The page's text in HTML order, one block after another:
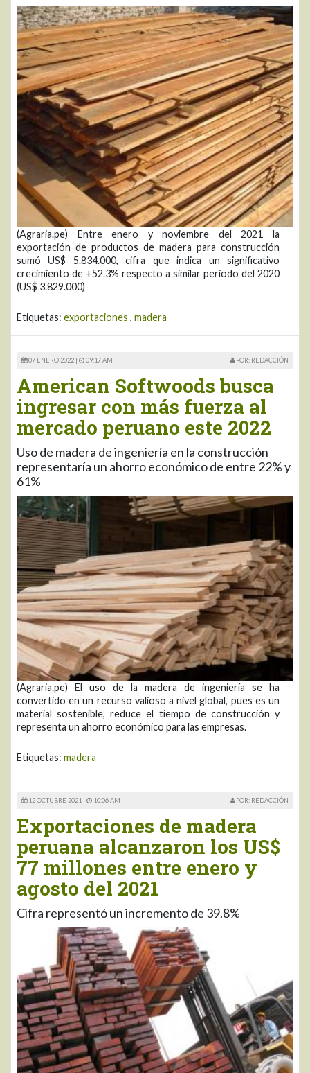
(Agraria.pe) Entre enero y noviembre del 2021 la
exportación de productos de madera para construcción
sumó US$ 5.834.000, cifra que indica un significativo
crecimiento de +52.3% respecto a similar periodo del 2020
(US$ 3.829.000)
Etiquetas: exportaciones , madera
07 ENERO 2022 | 09:17 AM POR: REDACCIÓN
American Softwoods busca
ingresar con más fuerza al
mercado peruano este 2022
Uso de madera de ingeniería en la construcción
representaría un ahorro económico de entre 22% y
61%
(Agraria.pe) El uso de la madera de ingeniería se ha
convertido en un recurso valioso a nivel global, pues es un
material sostenible, reduce el tiempo de construcción y
representa un ahorro económico para las empresas.
Etiquetas: madera
12 OCTUBRE 2021 | 10:06 AM POR: REDACCIÓN
Exportaciones de madera
peruana alcanzaron los US$
77 millones entre enero y
agosto del 2021
Cifra representó un incremento de 39.8%